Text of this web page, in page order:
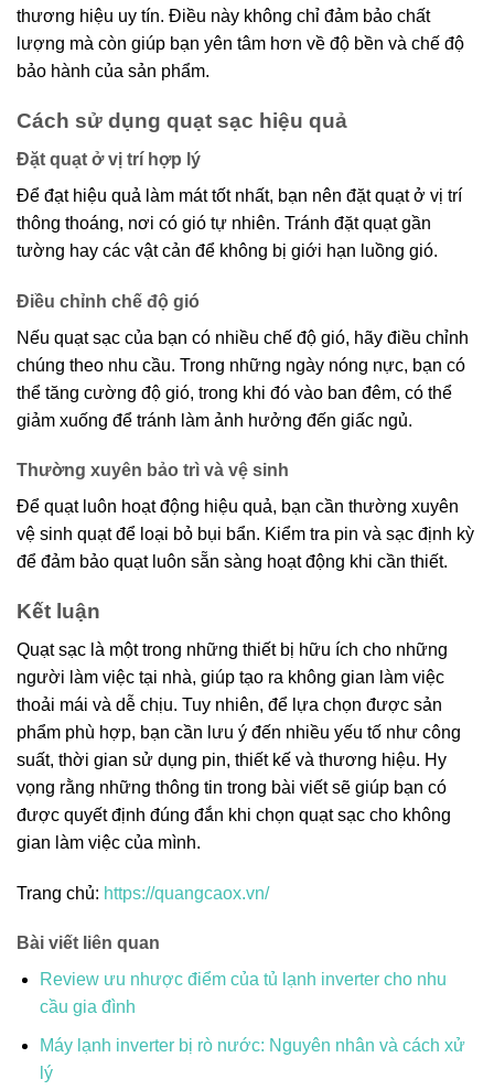
thương hiệu uy tín. Điều này không chỉ đảm bảo chất
lượng mà còn giúp bạn yên tâm hơn về độ bền và chế độ
bảo hành của sản phẩm.
Cách sử dụng quạt sạc hiệu quả
Đặt quạt ở vị trí hợp lý
Để đạt hiệu quả làm mát tốt nhất, bạn nên đặt quạt ở vị trí
thông thoáng, nơi có gió tự nhiên. Tránh đặt quạt gần
tường hay các vật cản để không bị giới hạn luồng gió.
Điều chỉnh chế độ gió
Nếu quạt sạc của bạn có nhiều chế độ gió, hãy điều chỉnh
chúng theo nhu cầu. Trong những ngày nóng nực, bạn có
thể tăng cường độ gió, trong khi đó vào ban đêm, có thể
giảm xuống để tránh làm ảnh hưởng đến giấc ngủ.
Thường xuyên bảo trì và vệ sinh
Để quạt luôn hoạt động hiệu quả, bạn cần thường xuyên
vệ sinh quạt để loại bỏ bụi bẩn. Kiểm tra pin và sạc định kỳ
để đảm bảo quạt luôn sẵn sàng hoạt động khi cần thiết.
Kết luận
Quạt sạc là một trong những thiết bị hữu ích cho những
người làm việc tại nhà, giúp tạo ra không gian làm việc
thoải mái và dễ chịu. Tuy nhiên, để lựa chọn được sản
phẩm phù hợp, bạn cần lưu ý đến nhiều yếu tố như công
suất, thời gian sử dụng pin, thiết kế và thương hiệu. Hy
vọng rằng những thông tin trong bài viết sẽ giúp bạn có
được quyết định đúng đắn khi chọn quạt sạc cho không
gian làm việc của mình.
Trang chủ: https://quangcaox.vn/
Bài viết liên quan
Review ưu nhược điểm của tủ lạnh inverter cho nhu
cầu gia đình
Máy lạnh inverter bị rò nước: Nguyên nhân và cách xử
lý